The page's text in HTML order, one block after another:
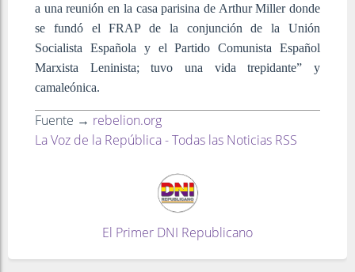
a una reunión en la casa parisina de Arthur Miller donde
se fundó el FRAP de la conjunción de la Unión
Socialista Española y el Partido Comunista Español
Marxista Leninista; tuvo una vida trepidante” y
camaleónica.
Fuente → rebelion.org
La Voz de la República - Todas las Noticias RSS
El Primer DNI Republicano